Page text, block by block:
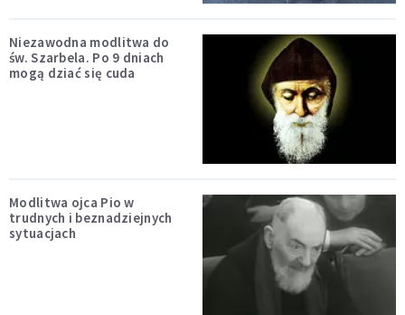
Niezawodna modlitwa do
św. Szarbela. Po 9 dniach
mogą dziać się cuda
Modlitwa ojca Pio w
trudnych i beznadziejnych
sytuacjach